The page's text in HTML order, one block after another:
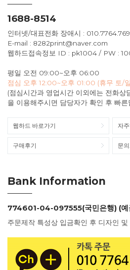
1688-8514
인터넷/대표전화 장애시 :
E-mail : 8282print@naver.com
웹하드접속정보 ID : pk1004 / PW :
평일 오전 09:00~오후 06:00
점심 오후 12:00~오후 01:00 (휴무 토/
(점심시간과 영업시간 이외에는 전화상
을 이용해주시면 담당자가 확인 후 빠
웹하드 바로가기 자
구매후기 문
Bank Information
774601-04-097555(국민은행) (예
주문제작 특성상 입금확인 후 디자인 및